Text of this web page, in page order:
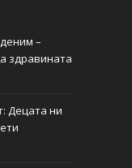
–
здравината
Децата ни